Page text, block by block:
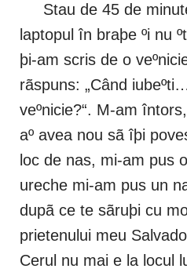
Stau de 45 de
laptopul în braþe ºi nu
þi-am scris de o
rãspuns: „Când
veºnicie?“. M-am
aº avea nou sã îþi
loc de nas, mi-am pus
ureche mi-am pus un
dupã ce te sãruþi cu
prietenului meu
Cerul nu mai e la locul